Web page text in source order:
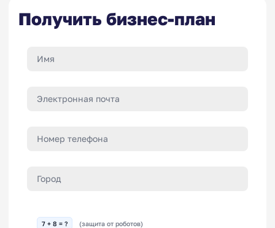
Получить бизнес-план
7 + 8 = ? (защита от роботов)